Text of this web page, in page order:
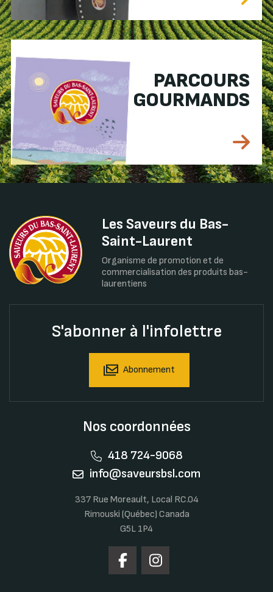
PARCOURS
GOURMANDS
Les Saveurs du Bas-
Saint-Laurent
Organisme de promotion et de
commercialisation des produits bas-
laurentiens
S'abonner à l'infolettre
Abonnement
Nos coordonnées
418 724-9068
info@saveursbsl.com
337 Rue Moreault, Local RC.04
Rimouski (Québec) Canada
G5L 1P4